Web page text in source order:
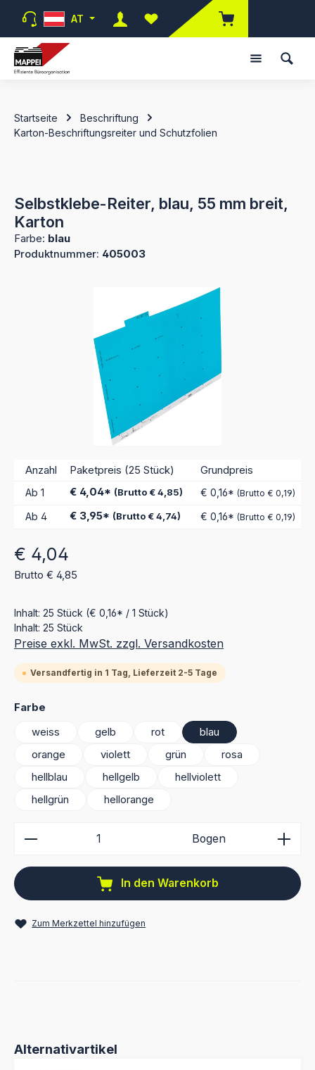
Zum Hauptinhalt springen
AT
Du hast 0 Produkte auf dem
Startseite
Beschriftung
Karton-Beschriftungsreiter und Schutzfolien
Selbstklebe-Reiter, blau, 55 mm breit,
Karton
Farbe: blau
Produktnummer: 405003
Anzahl Paketpreis (25 Stück) Grundpreis
Ab 1 € 4,04* (Brutto € 4,85) € 0,16* (Brutto € 0,19)
Ab 4 € 3,95* (Brutto € 4,74) € 0,16* (Brutto € 0,19)
Regulärer Preis:
€ 4,04
Brutto € 4,85
Inhalt: 25 Stück (€ 0,16* / 1 Stück)
Inhalt: 25 Stück
Preise exkl. MwSt. zzgl. Versandkosten
Versandfertig in 1 Tag, Lieferzeit 2-5 Tage
Farbe
weiss
gelb rot
blau
orange
violett grün
rosa
hellblau
hellgelb
hellviolett
hellgrün
hellorange
Produkt Anzahl: Gib den gewünschten Wert ein
Bogen
In den Warenkorb
Zum Merkzettel hinzufügen
Produktgalerie überspringen
Alternativartikel